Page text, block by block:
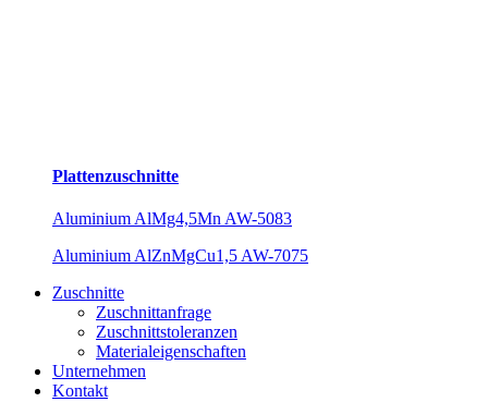
Plattenzuschnitte
Aluminium AlMg4,5Mn AW-5083
Aluminium AlZnMgCu1,5 AW-7075
Zuschnitte
Zuschnittanfrage
Zuschnittstoleranzen
Materialeigenschaften
Unternehmen
Kontakt